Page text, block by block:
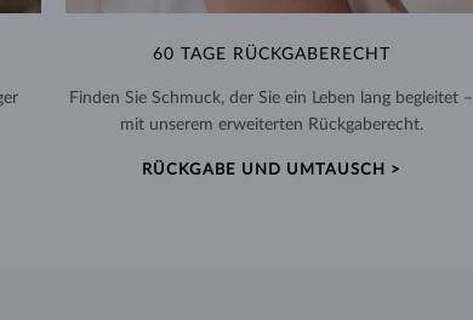
60 TAGE RÜCKGABERECHT
Finden Sie Schmuck, der Sie ein Leben lang begleitet –
mit unserem erweiterten Rückgaberecht.
RÜCKGABE UND UMTAUSCH >